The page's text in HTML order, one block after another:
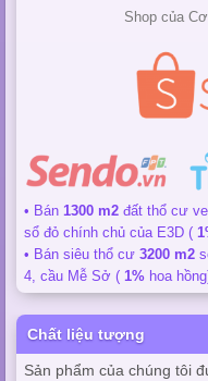
Shop của
• Bán 1300 m2 đất thổ cư
sổ đỏ chính chủ của E3D (
• Bán siêu thổ cư 3200 m2
4, cầu Mễ Sở ( 1% hoa
Chất liệu tượng
Sản phẩm của chúng tôi